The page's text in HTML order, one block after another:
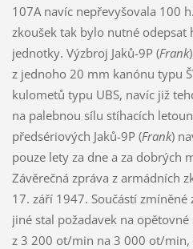
107A navíc nepřevyšovala 100
zkoušek tak bylo nutné
jednotky. Výzbroj Jaků-9P (Frank
z jednoho 20 mm kanónu typu
kulometů typu UBS, navíc již
na palebnou sílu stíhacích
předsériových Jaků-9P (Frank)
pouze lety za dne a za dobrých
Závěrečná zpráva z armádních
17. září 1947. Součástí
jiné stal požadavek na
z 3 200 ot/min na 3 000 ot/min,